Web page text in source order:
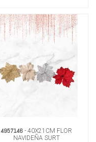
4957146 - 40X21CM FLOR
NAVIDEÑA SURT